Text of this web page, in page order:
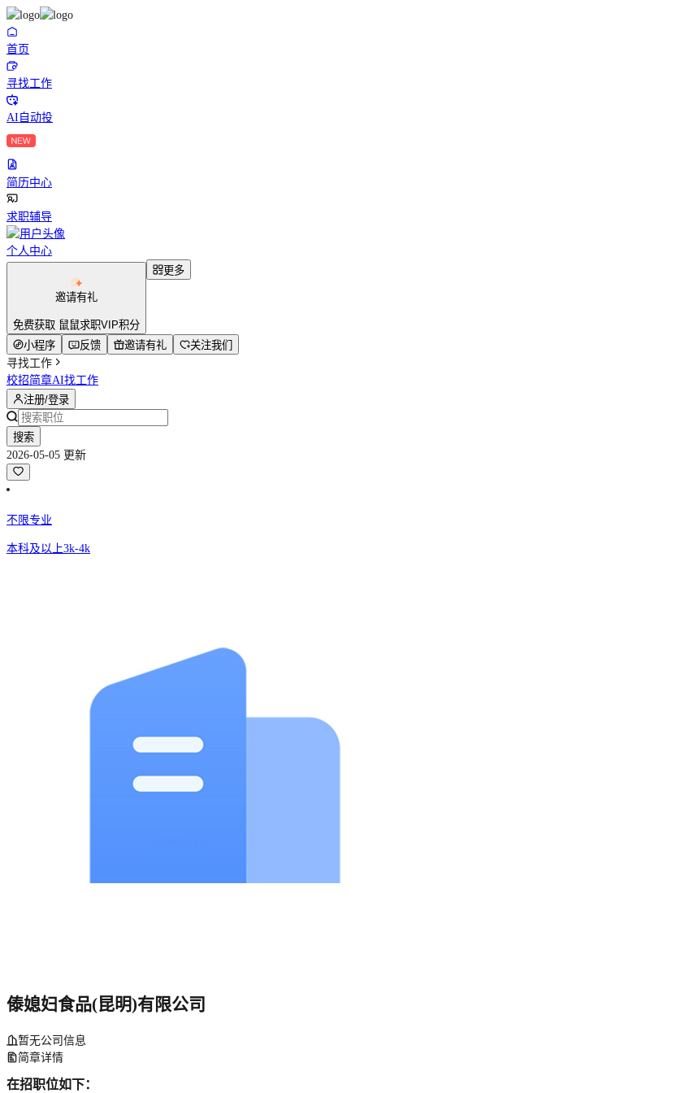
首页
寻找工作
AI自动投
简历中心
求职辅导
个人中心
邀请有礼
免费获取 鼠鼠求职VIP积分
更多
小程序 反馈 邀请有礼
关注我们
寻找工作
校招简章AI找工作
注册/登录
搜索
2026-05-05 更新
不限专业
本科及以上3k-4k
傣媳妇食品(昆明)有限公司
暂无公司信息
简章详情
在招职位如下：